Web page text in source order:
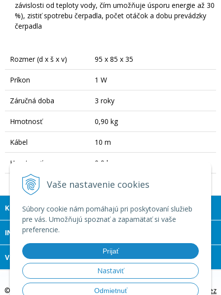
Vaše nastavenie cookies
Súbory cookie nám pomáhajú pri poskytovaní služieb
pre vás. Umožňujú spoznať a zapamätať si vaše
preferencie.
Prijať
Nastaviť
Odmietnuť
závislosti od teploty vody, čím umožňuje úsporu energie až 30
%), zistiť spotrebu čerpadla, počet otáčok a dobu prevádzky
čerpadla
Rozmer (d x š x v) 95 x 85 x 35
Príkon 1 W
Záručná doba 3 roky
Hmotnosť 0,90 kg
Kábel 10 m
Hmotnosť 0,9 kg
KONTAKT
INFOLINKA
VŠETKO O NÁKUPE
© 2026 Margoč Koi kapre a záhradné jazierka • tvorba eshopu cez